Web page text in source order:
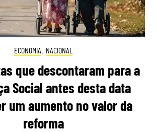
ECONOMIA , NACIONAL
que descontaram para a
Social antes desta data
um aumento no valor da
reforma